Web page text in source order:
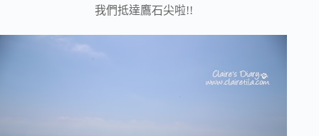
我們抵達鷹石尖啦!!